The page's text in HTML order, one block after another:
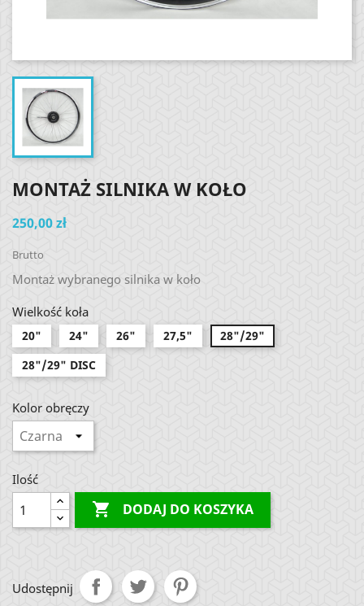
MONTAŻ SILNIKA W KOŁO
250,00 zł
Brutto
Montaż wybranego silnika w koło
Wielkość koła
20" 24" 26" 27,5"
28"/29"
28"/29" DISC
Kolor obręczy
Ilość
 DODAJ DO KOSZYKA
Udostępnij